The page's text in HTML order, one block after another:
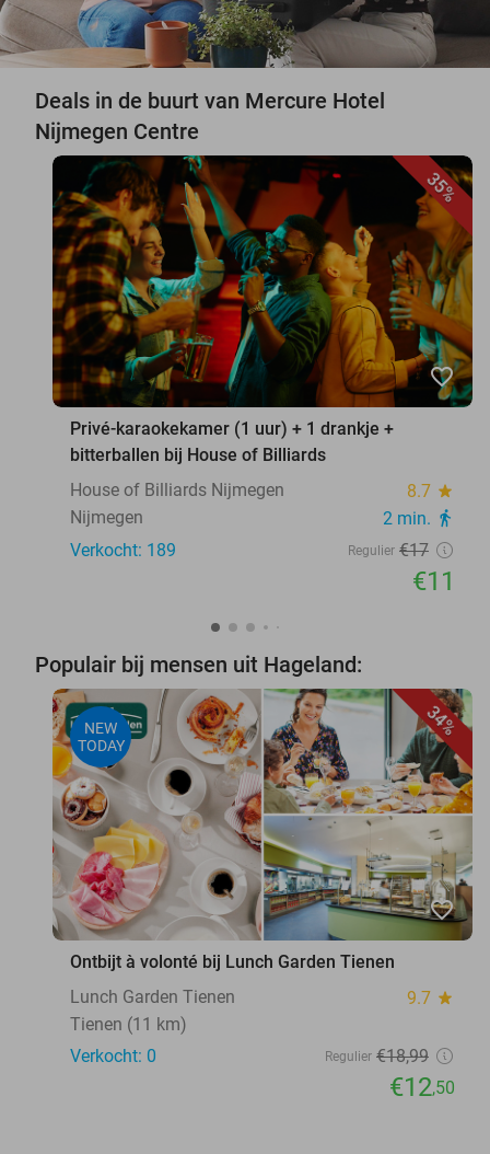
Deals in de buurt van Mercure Hotel
Nijmegen Centre
35%
favorite_border
Privé-karaokekamer (1 uur) + 1 drankje +
bitterballen bij House of Billiards
House of Billiards Nijmegen
8.7 star
Nijmegen 2 min. directions_walk
Verkocht: 189 Regulier €17
€11
Populair bij mensen uit Hageland:
34%
NEW
TODAY
favorite_border
Ontbijt à volonté bij Lunch Garden Tienen
Lunch Garden Tienen
9.7 star
Tienen (11 km)
Verkocht: 0
Regulier €18,99
€12,50